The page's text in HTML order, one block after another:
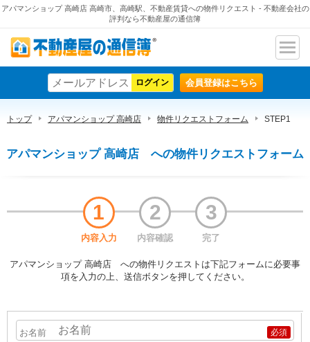
アパマンショップ 高崎店 高崎市、高崎駅、不動産賃貸への物件リクエスト - 不動産会社の
評判なら不動産屋の通信簿
不動産屋の通信簿
ナビ
ン
会員登録はこちら
トップ アパマンショップ 高崎店 物件リクエストフォーム STEP1
アパマンショップ 高崎店 への物件リクエストフォーム
1
内容入力
2
内容確認
3
完了
アパマンショップ 高崎店 への物件リクエストは下記フォームに必要事
項を入力の上、送信ボタンを押してください。
お名前 必須